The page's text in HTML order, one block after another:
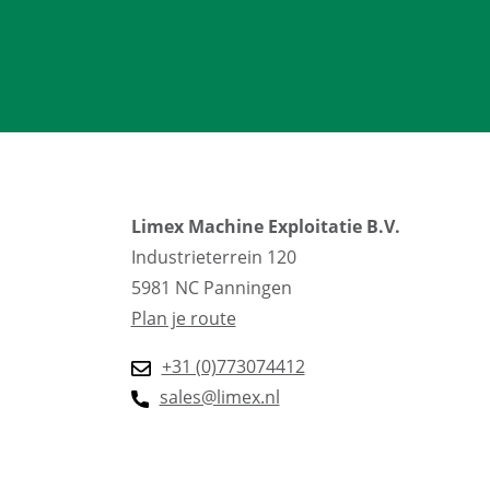
Limex Machine Exploitatie B.V.
Industrieterrein 120
5981 NC Panningen
Plan je route
+31 (0)773074412
sales@limex.nl